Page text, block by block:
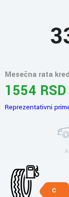
Mesečna rata
1554 RSD
Reprezentativni
C